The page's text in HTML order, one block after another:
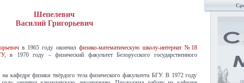
Шепелевич
Василий Григорьевич
в 1965 году окончил физико-математическую школу-интернат №18
, в 1970 году – физический факультет Белорусского государственного
на кафедре физики твёрдого тела физического факультета БГУ. В 1972 году